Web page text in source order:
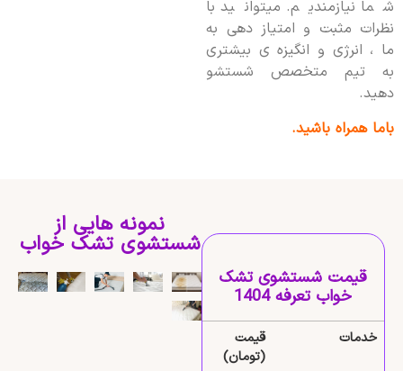
شما نیازمندیم. میتوانید با
نظرات مثبت و امتیاز دهی به
ما ، انرژی و انگیزه ی بیشتری
به تیم متخصص شستشو
دهید.
باما همراه باشید.
قیمت شستشوی تشک
خواب تعرفه 1404
خدمات
قیمت
(تومان)
نمونه هایی از
شستشوی تشک خواب